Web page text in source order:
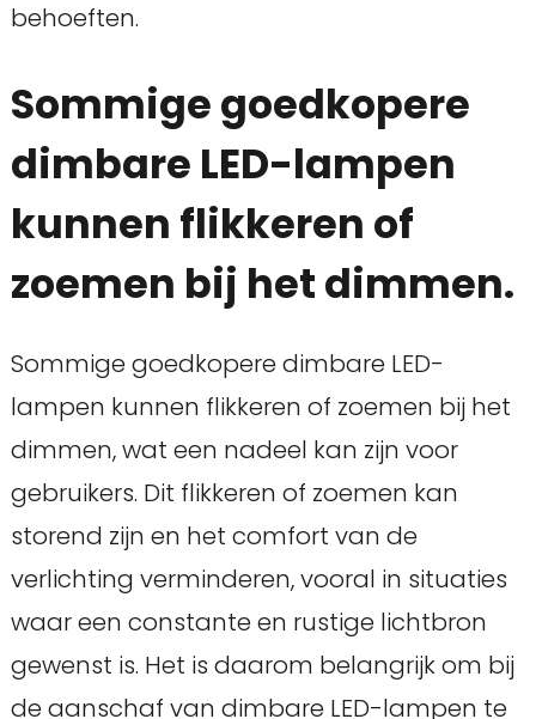
behoeften.
Sommige goedkopere
dimbare LED-lampen
kunnen flikkeren of
zoemen bij het dimmen.
Sommige goedkopere dimbare LED-
lampen kunnen flikkeren of zoemen bij het
dimmen, wat een nadeel kan zijn voor
gebruikers. Dit flikkeren of zoemen kan
storend zijn en het comfort van de
verlichting verminderen, vooral in situaties
waar een constante en rustige lichtbron
gewenst is. Het is daarom belangrijk om bij
de aanschaf van dimbare LED-lampen te